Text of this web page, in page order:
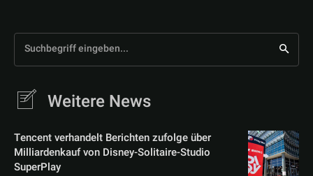
Suchbegriff eingeben...
Weitere News
Tencent verhandelt Berichten zufolge über
Milliardenkauf von Disney-Solitaire-Studio
SuperPlay